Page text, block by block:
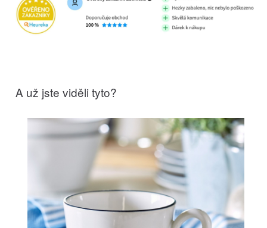
A už jste viděli tyto?